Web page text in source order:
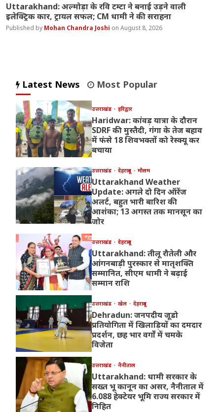
Uttarakhand: अल्मोड़ा के रवि टम्टा ने बनाई उड़ने वाली
इलेक्ट्रिक कार, ट्रायल सफल; CM धामी ने की सराहना
Mohan Chandra Joshi August 8, 2026
Latest News Most Popular
उत्तराखंड हरिद्वार
Haridwar: कांवड़ यात्रा के दौरान
SDRF की मुस्तैदी, गंगा के तेज बहाव
में फंसे 18 शिवभक्तों को रेस्क्यू कर
बचाया
उत्तराखंड देहरादून मौसम
Uttarakhand Weather
Update: अगले दो दिन ऑरेंज
अलर्ट, बहुत भारी बारिश की
आशंका; 13 अगस्त तक मानसून का
जोर
उत्तराखंड देहरादून
Uttarakhand: तीलू रौतेली और
आंगनबाड़ी पुरस्कार से मातृशक्ति
सम्मानित, सीएम धामी ने बढ़ाई
सम्मान राशि
उत्तराखंड खेल देहरादून
Dehradun: जनपदीय जूडो
प्रतियोगिता में खिलाड़ियों का दमदार
प्रदर्शन, छह भार वर्गों में चमके
विजेता
उत्तराखंड नैनीताल
Uttarakhand: धामी सरकार के
सख्त भू कानून का असर, नैनीताल में
6.088 हेक्टेयर भूमि राज्य सरकार में
निहित